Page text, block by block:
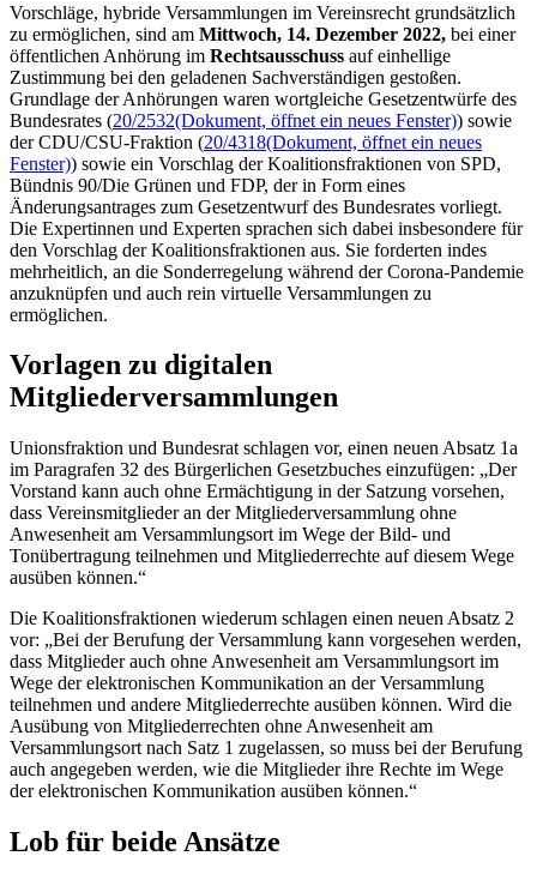
Vorschläge, hybride Versammlungen im Vereinsrecht grundsätzlich
zu ermöglichen, sind am Mittwoch, 14. Dezember 2022, bei einer
öffentlichen Anhörung im Rechtsausschuss auf einhellige
Zustimmung bei den geladenen Sachverständigen gestoßen.
Grundlage der Anhörungen waren wortgleiche Gesetzentwürfe des
Bundesrates (20/2532(Dokument, öffnet ein neues Fenster)) sowie
der CDU/CSU-Fraktion (20/4318(Dokument, öffnet ein neues
Fenster)) sowie ein Vorschlag der Koalitionsfraktionen von SPD,
Bündnis 90/Die Grünen und FDP, der in Form eines
Änderungsantrages zum Gesetzentwurf des Bundesrates vorliegt.
Die Expertinnen und Experten sprachen sich dabei insbesondere für
den Vorschlag der Koalitionsfraktionen aus. Sie forderten indes
mehrheitlich, an die Sonderregelung während der Corona-Pandemie
anzuknüpfen und auch rein virtuelle Versammlungen zu
ermöglichen.
Vorlagen zu digitalen
Mitgliederversammlungen
Unionsfraktion und Bundesrat schlagen vor, einen neuen Absatz 1a
im Paragrafen 32 des Bürgerlichen Gesetzbuches einzufügen: „Der
Vorstand kann auch ohne Ermächtigung in der Satzung vorsehen,
dass Vereinsmitglieder an der Mitgliederversammlung ohne
Anwesenheit am Versammlungsort im Wege der Bild- und
Tonübertragung teilnehmen und Mitgliederrechte auf diesem Wege
ausüben können.“
Die Koalitionsfraktionen wiederum schlagen einen neuen Absatz 2
vor: „Bei der Berufung der Versammlung kann vorgesehen werden,
dass Mitglieder auch ohne Anwesenheit am Versammlungsort im
Wege der elektronischen Kommunikation an der Versammlung
teilnehmen und andere Mitgliederrechte ausüben können. Wird die
Ausübung von Mitgliederrechten ohne Anwesenheit am
Versammlungsort nach Satz 1 zugelassen, so muss bei der Berufung
auch angegeben werden, wie die Mitglieder ihre Rechte im Wege
der elektronischen Kommunikation ausüben können.“
Lob für beide Ansätze